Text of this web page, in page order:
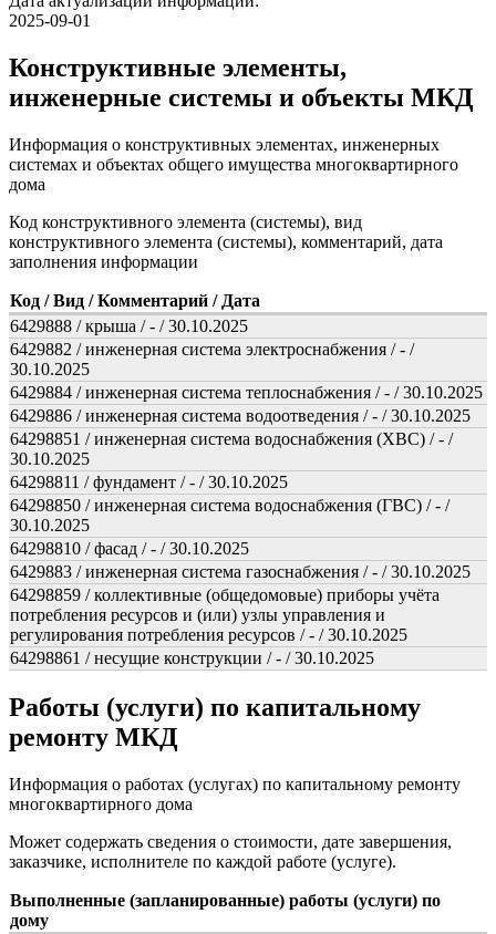
2025-09-01
Конструктивные элементы,
инженерные системы и объекты МКД
Информация о конструктивных элементах, инженерных
системах и объектах общего имущества многоквартирного
дома
Код конструктивного элемента (системы), вид
конструктивного элемента (системы), комментарий, дата
заполнения информации
Код / Вид / Комментарий / Дата
6429888 / крыша / - / 30.10.2025
6429882 / инженерная система электроснабжения / - /
30.10.2025
6429884 / инженерная система теплоснабжения / - / 30.10.2025
6429886 / инженерная система водоотведения / - / 30.10.2025
64298851 / инженерная система водоснабжения (ХВС) / - /
30.10.2025
64298811 / фундамент / - / 30.10.2025
64298850 / инженерная система водоснабжения (ГВС) / - /
30.10.2025
64298810 / фасад / - / 30.10.2025
6429883 / инженерная система газоснабжения / - / 30.10.2025
64298859 / коллективные (общедомовые) приборы учёта
потребления ресурсов и (или) узлы управления и
регулирования потребления ресурсов / - / 30.10.2025
64298861 / несущие конструкции / - / 30.10.2025
Работы (услуги) по капитальному
ремонту МКД
Информация о работах (услугах) по капитальному ремонту
многоквартирного дома
Может содержать сведения о стоимости, дате завершения,
заказчике, исполнителе по каждой работе (услуге).
Выполненные (запланированные) работы (услуги) по
дому